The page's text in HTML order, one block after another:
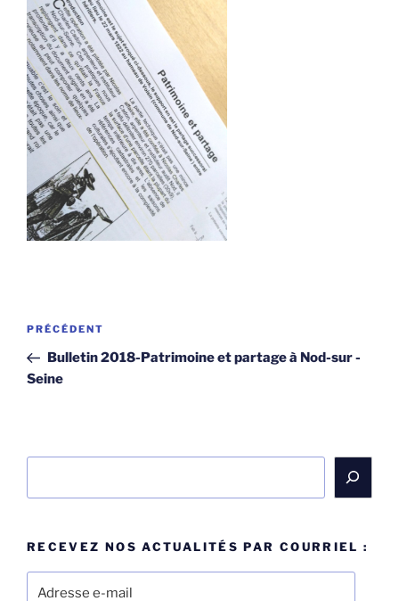
Navigation
l’article
Article
précédent
PRÉCÉDENT
Bulletin 2018-Patrimoine et partage à Nod-sur -
Seine
RECEVEZ NOS ACTUALITÉS PAR COURRIEL :